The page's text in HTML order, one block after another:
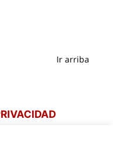
Ir arriba